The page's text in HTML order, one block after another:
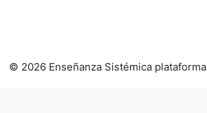
© 2026 Enseñanza Sistémica plataforma